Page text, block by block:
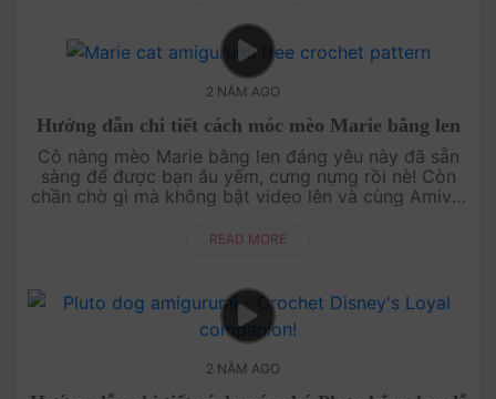
2 NĂM AGO
Hướng dẫn chi tiết cách móc mèo Marie bằng len
Cô nàng mèo Marie bằng len đáng yêu này đã sẵn
sàng để được bạn âu yếm, cưng nựng rồi nè! Còn
chần chờ gì mà không bật video lên và cùng Amivui
READ MORE
2 NĂM AGO